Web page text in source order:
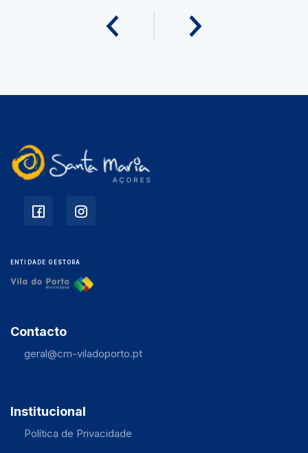
ENTIDADE GESTORA
Contacto
geral@cm-viladoporto.pt
Institucional
Política de Privacidade